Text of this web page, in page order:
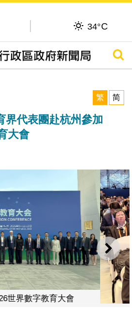
34°C
搜尋
繁
简
界代表團赴杭州參加
大會
下一